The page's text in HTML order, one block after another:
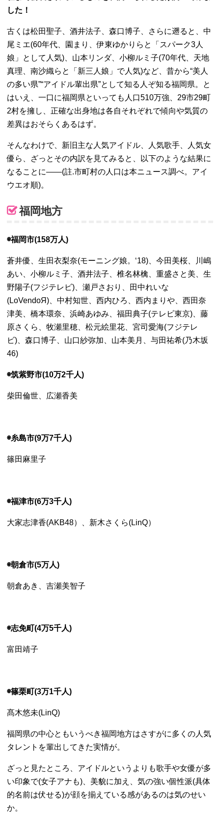
した！
古くは松田聖子、酒井法子、森口博子、さらに遡ると、中
尾ミエ(60年代、園まり、伊東ゆかりらと「スパーク3人
娘」として人気)、山本リンダ、小柳ルミ子(70年代、天地
真理、南沙織らと「新三人娘」で人気)など、昔から“美人
の多い県”“アイドル輩出県”として知る人ぞ知る福岡県。と
はいえ、一口に福岡県といっても人口510万強、29市29町
2村を擁し、正確な出身地は各自それぞれで傾向や気質の
差異はおそらくあるはず。
そんなわけで、新旧主な人気アイドル、人気歌手、人気女
優ら、ざっとその内訳を見てみると、以下のような結果に
なることに――(註.市町村の人口は本ニュース調べ。アイ
ウエオ順)。
福岡地方
◉福岡市(158万人)
蒼井優、生田衣梨奈(モーニング娘。‘18)、今田美桜、川嶋
あい、小柳ルミ子、酒井法子、椎名林檎、重盛さと美、生
野陽子(フジテレビ)、瀬戸さおり、田中れいな
(LoVendoЯ)、中村知世、西内ひろ、西内まりや、西田奈
津美、橋本環奈、浜崎あゆみ、福田典子(テレビ東京)、藤
原さくら、牧瀬里穂、松元絵里花、宮司愛海(フジテレ
ビ)、森口博子、山口紗弥加、山本美月、与田祐希(乃木坂
46)
◉筑紫野市(10万2千人)
柴田倫世、広瀬香美
◉糸島市(9万7千人)
篠田麻里子
◉福津市(6万3千人)
大家志津香(AKB48）、 新木さくら(LinQ）
◉朝倉市(5万人)
朝倉あき、吉瀬美智子
◉志免町(4万5千人)
富田靖子
◉篠栗町(3万1千人)
髙木悠未(LinQ)
福岡県の中心ともいうべき福岡地方はさすがに多くの人気
タレントを輩出してきた実情が。
ざっと見たところ、アイドルというよりも歌手や女優が多
い印象で(女子アナも)、美貌に加え、気の強い個性派(具体
的名前は伏せる)が顔を揃えている感があるのは気のせい
か。